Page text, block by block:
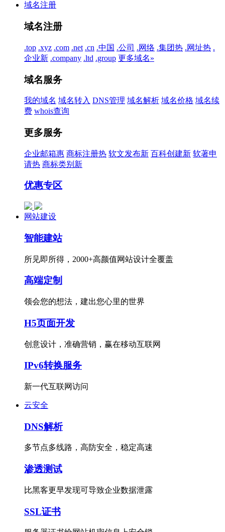
域名注册
域名注册
.top .xyz .com .net .cn .中国 .公司 .网络 .集团热 .网址热 .
企业新 .company .ltd .group 更多域名»
域名服务
我的域名 域名转入 DNS管理 域名解析 域名价格 域名续
费 whois查询
更多服务
企业邮箱惠 商标注册热 软文发布新 百科创建新 软著申
请热 商标类别 新
优惠专区
网站建设
智能建站
所见即所得，2000+高颜值网站设计全覆盖
高端定制
领会您的想法，建出您心里的世界
H5页面开发
创意设计，准确营销，赢在移动互联网
IPv6转换服务
新一代互联网访问
云安全
DNS解析
多节点多线路，高防安全，稳定高速
渗透测试
比黑客更早发现可导致企业数据泄露
SSL证书